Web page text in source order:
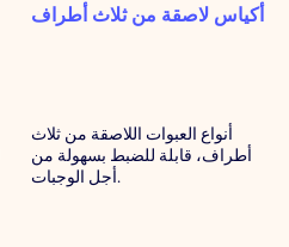
أكياس لاصقة من ثلاث أطراف
أنواع العبوات اللاصقة من ثلاث
أطراف، قابلة للضبط بسهولة من
أجل الوجبات.